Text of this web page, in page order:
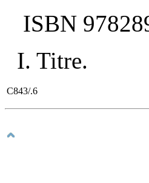
ISBN
I. Titre.
C843/.6